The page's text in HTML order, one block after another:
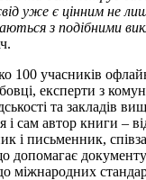
уже є цінним не
з подібними
100 учасників
експерти з
та закладів
і сам автор книги –
і письменник,
допомагає
міжнародних